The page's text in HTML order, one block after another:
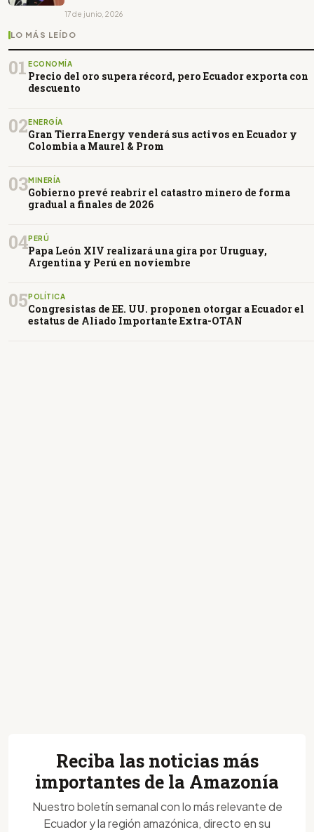
17 de junio, 2026
LO MÁS LEÍDO
01 ECONOMÍA
Precio del oro supera récord, pero Ecuador exporta con
descuento
02 ENERGÍA
Gran Tierra Energy venderá sus activos en Ecuador y
Colombia a Maurel & Prom
03MINERÍA
Gobierno prevé reabrir el catastro minero de forma
gradual a finales de 2026
04PERÚ
Papa León XIV realizará una gira por Uruguay,
Argentina y Perú en noviembre
05 POLÍTICA
Congresistas de EE. UU. proponen otorgar a Ecuador el
estatus de Aliado Importante Extra-OTAN
Reciba las noticias más
importantes de la Amazonía
Nuestro boletín semanal con lo más relevante de
Ecuador y la región amazónica, directo en su